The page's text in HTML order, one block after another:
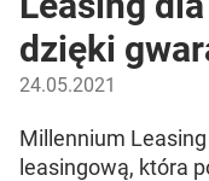
dzięki
24.05.2021
Millennium
leasingową, która